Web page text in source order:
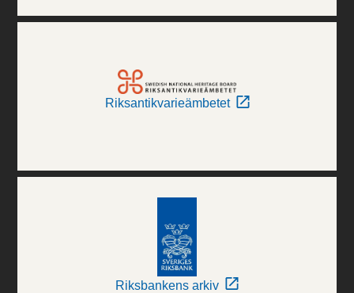
Riksantikvarieämbetet
Riksbankens arkiv